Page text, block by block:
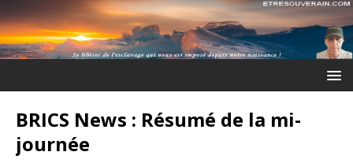
BRICS News : Résumé de la mi-
journée